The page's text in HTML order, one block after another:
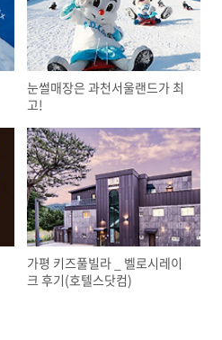
눈썰매장은 과천서울랜드가 최
고!
가평 키즈풀빌라 _ 벨로시레이
크 후기(호텔스닷컴)